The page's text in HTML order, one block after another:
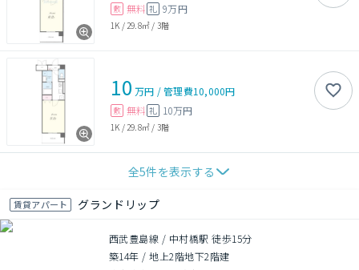
敷 無料 礼 9万円
1K / 29.8㎡ / 3階
10 万円 /管理費10,000円
敷 無料 礼 10万円
1K / 29.8㎡ / 3階
全5件を表示する
賃貸アパート グランドリップ
西武豊島線 / 中村橋駅 徒歩15分
築14年 /地上2階地下2階建